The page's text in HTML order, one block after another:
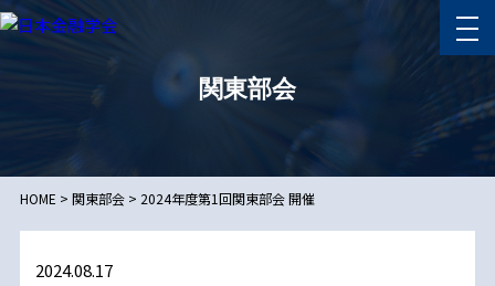
関東部会
HOME > 関東部会> 2024年度第1回関東部会 開催
2024.08.17